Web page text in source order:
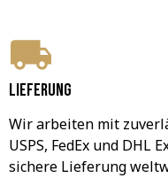
Lieferung
Wir arbeiten mit
USPS, FedEx und DHL
sichere Lieferung